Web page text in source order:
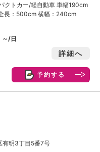
クトカー/軽自動車 車幅190cm
長：500cm 横幅：240cm
～/日
詳細へ
予約する
有明3丁目5番7号